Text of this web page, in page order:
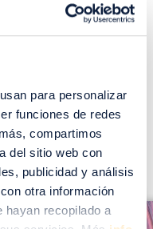
para personalizar
funciones de redes
compartimos
del sitio web con
publicidad y análisis
otra información
hayan recopilado a